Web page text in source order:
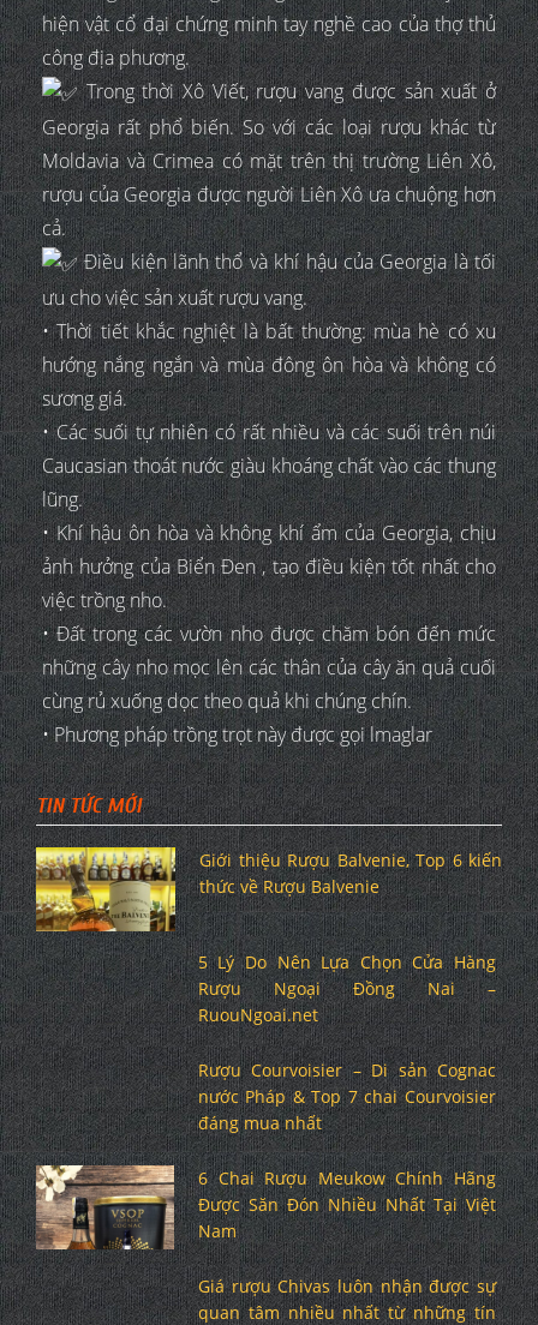
hiện vật cổ đại chứng minh tay nghề cao của thợ thủ
công địa phương.
Trong thời Xô Viết, rượu vang được sản xuất ở
Georgia rất phổ biến. So với các loại rượu khác từ
Moldavia và Crimea có mặt trên thị trường Liên Xô,
rượu của Georgia được người Liên Xô ưa chuộng hơn
cả.
Điều kiện lãnh thổ và khí hậu của Georgia là tối
ưu cho việc sản xuất rượu vang.
• Thời tiết khắc nghiệt là bất thường: mùa hè có xu
hướng nắng ngắn và mùa đông ôn hòa và không có
sương giá.
• Các suối tự nhiên có rất nhiều và các suối trên núi
Caucasian thoát nước giàu khoáng chất vào các thung
lũng.
• Khí hậu ôn hòa và không khí ẩm của Georgia, chịu
ảnh hưởng của Biển Đen , tạo điều kiện tốt nhất cho
việc trồng nho.
• Đất trong các vườn nho được chăm bón đến mức
những cây nho mọc lên các thân của cây ăn quả cuối
cùng rủ xuống dọc theo quả khi chúng chín.
• Phương pháp trồng trọt này được gọi lmaglar
TIN TỨC MỚI
Giới thiệu Rượu Balvenie, Top 6 kiến
thức về Rượu Balvenie
5 Lý Do Nên Lựa Chọn Cửa Hàng
Rượu Ngoại Đồng Nai –
RuouNgoai.net
Rượu Courvoisier – Di sản Cognac
nước Pháp & Top 7 chai Courvoisier
đáng mua nhất
6 Chai Rượu Meukow Chính Hãng
Được Săn Đón Nhiều Nhất Tại Việt
Nam
Giá rượu Chivas luôn nhận được sự
quan tâm nhiều nhất từ những tín